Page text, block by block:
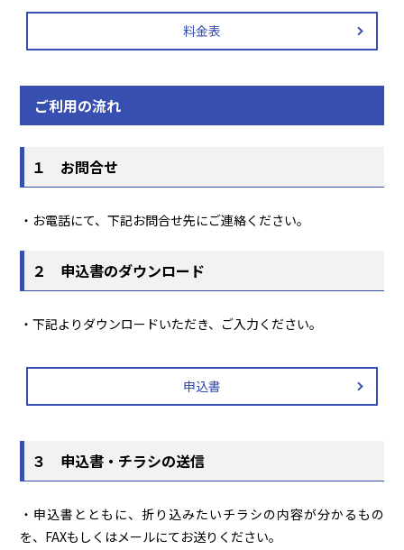
料金表
ご利用の流れ
１ お問合せ
・お電話にて、下記お問合せ先にご連絡ください。
２ 申込書のダウンロード
・下記よりダウンロードいただき、ご入力ください。
申込書
３ 申込書・チラシの送信
・申込書とともに、折り込みたいチラシの内容が分かるもの
を、FAXもしくはメールにてお送りください。